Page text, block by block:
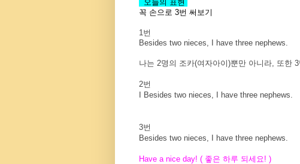
오늘의 표현
꼭 손으로 3번 써보기
1번
Besides two nieces, I have three nephews.
나는 2명의 조카(여자아이)뿐만 아니라, 또한
2번
I Besides two nieces, I have three nephews.
3번
Besides two nieces, I have three nephews.
Have a nice day! ( 좋은 하루 되세요! )